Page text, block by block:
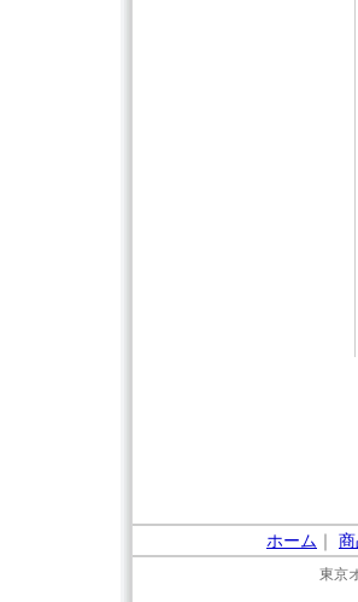
ホーム ｜
東京